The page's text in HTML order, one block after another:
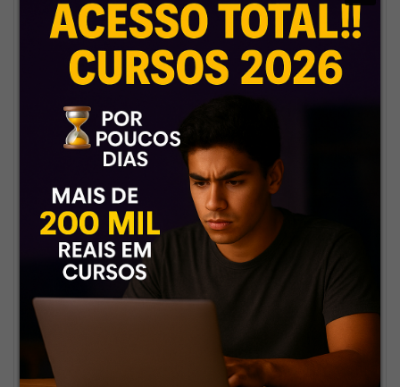
ajudar — e não pra te deixar no
vácuo.
Organização impecável
Tudo separadinho, fácil de
navegar, pronto pra você
começar a estudar agora.
🚫Nada de links quebrados ou
enganação
Nosso nome é “seguro” por um
motivo. O que prometemos,
entregamos.